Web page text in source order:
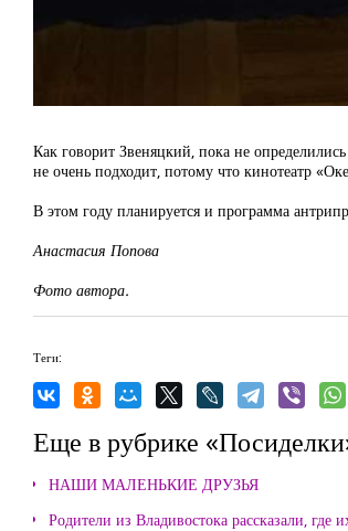
Как говорит Звеняцкий, пока не
не очень подходит, потому что кинотеатр
В этом году планируется и программа
Анастасия Попова
Фото автора.
Теги:
Еще в рубрике
НАШИ МАЛЕНЬКИЕ ДРУЗЬЯ
Родители из Владивостока рассказали, где